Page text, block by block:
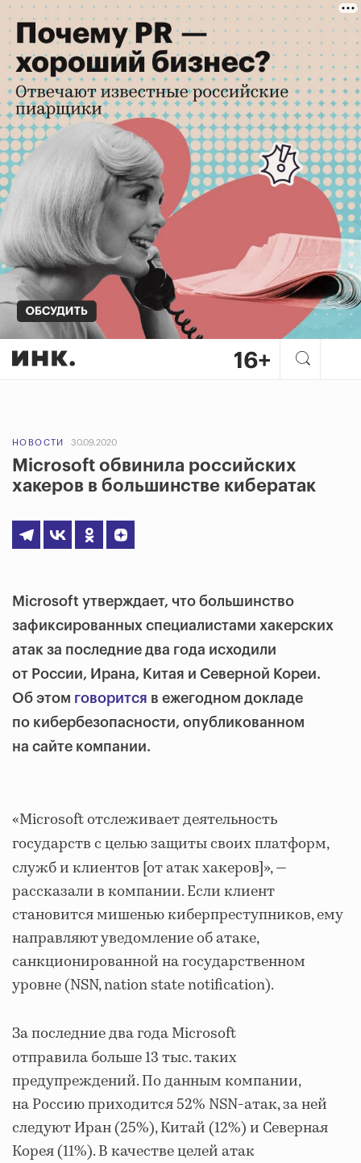
НОВОСТИ 30.09.2020
Microsoft обвинила российских
хакеров в большинстве кибератак
Microsoft утверждает, что большинство
зафиксированных специалистами хакерских
атак за последние два года исходили
от России, Ирана, Китая и Северной Кореи.
Об этом говорится в ежегодном докладе
по кибербезопасности, опубликованном
на сайте компании.
«Microsoft отслеживает деятельность
государств с целью защиты своих платформ,
служб и клиентов [от атак хакеров]»,—
рассказали в компании. Если клиент
становится мишенью киберпреступников, ему
направляют уведомление об атаке,
санкционированной на государственном
уровне (NSN, nation state notification).
За последние два годаMicrosoft
отправилабольше 13 тыс. таких
предупреждений. По данным компании,
на Россию приходится 52% NSN-атак, за ней
следуют Иран (25%), Китай (12%) и Северная
Корея (11%). В качестве целей атак